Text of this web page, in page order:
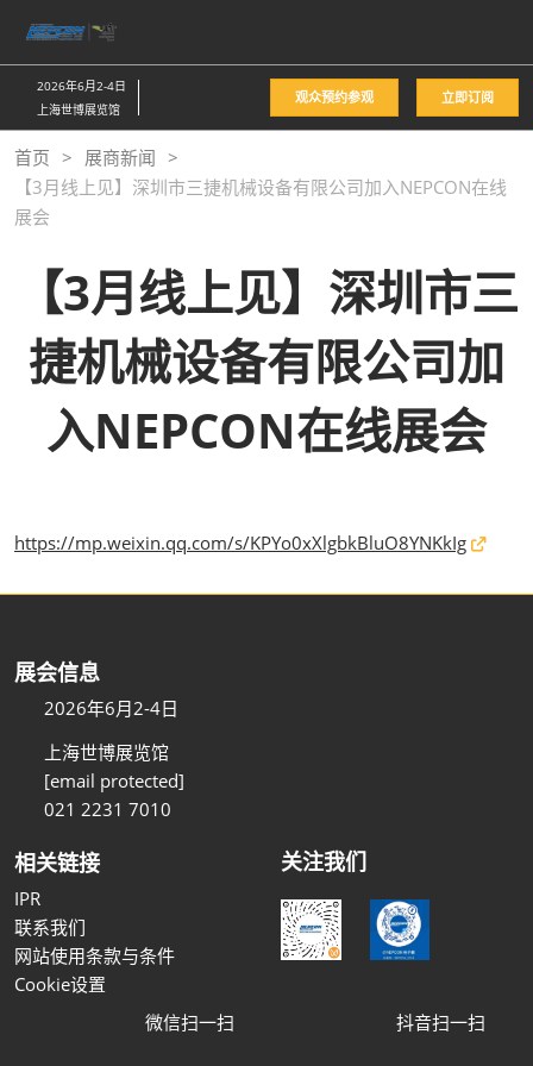
接
跳
至
内
容
2026年6月2-4日
上海世博展览馆
观众预约参观 立即订阅
首页
展商新闻
【3月线上见】深圳市三捷机械设备有限公司加入NEPCON在线
展会
【3月线上见】深圳市三
捷机械设备有限公司加
入NEPCON在线展会
https://mp.weixin.qq.com/s/KPYo0xXlgbkBluO8YNKkIg
展会信息
2026年6月2-4日
上海世博展览馆
[email protected]
021 2231 7010
相关链接
IPR
联系我们
网站使用条款与条件
Cookie设置
关注我们
微信扫一扫 抖音扫一扫